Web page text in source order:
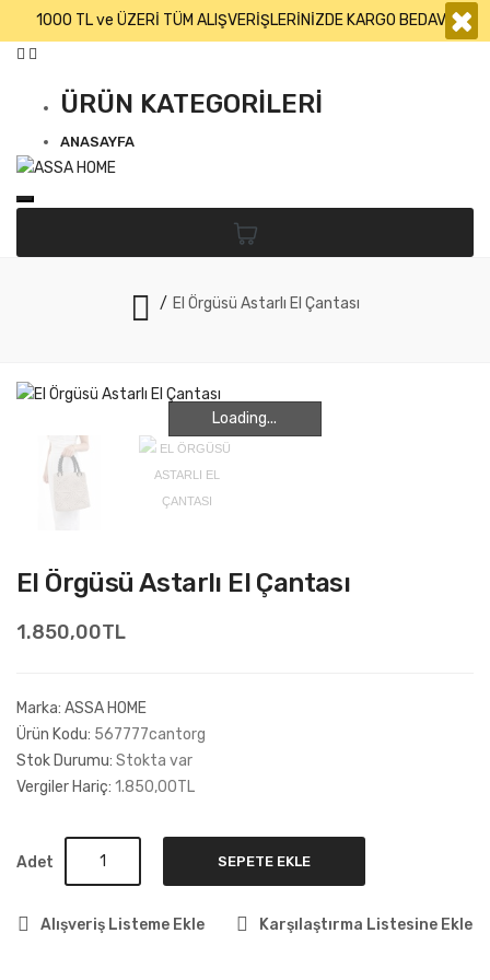
1000 TL ve ÜZERİ TÜM ALIŞVERİŞLERİNİZDE KARGO BEDAVA×
ÜRÜN KATEGORİLERİ
ANASAYFA
El Örgüsü Astarlı El Çantası
Loading...
Loading...
El Örgüsü Astarlı El Çantası
1.850,00TL
Marka: ASSA HOME
Ürün Kodu: 567777cantorg
Stok Durumu: Stokta var
Vergiler Hariç: 1.850,00TL
Adet SEPETE EKLE
Alışveriş Listeme Ekle Karşılaştırma Listesine Ekle